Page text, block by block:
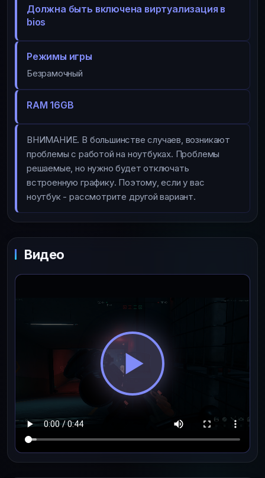
Должна быть включена виртуализация в
bios
Режимы игры
Безрамочный
RAM 16GB
ВНИМАНИЕ. В большинстве случаев, возникают
проблемы с работой на ноутбуках. Проблемы
решаемые, но нужно будет отключать
встроенную графику. Поэтому, если у вас
ноутбук - рассмотрите другой вариант.
Видео